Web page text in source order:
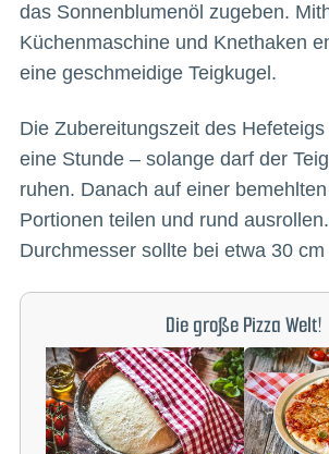
das Sonnenblumenöl zugeben.
Küchenmaschine und Knethaken
eine geschmeidige Teigkugel.
Die Zubereitungszeit des
eine Stunde – solange darf der
ruhen. Danach auf einer
Portionen teilen und rund
Durchmesser sollte bei etwa 30 cm
Die große Pizza Welt!